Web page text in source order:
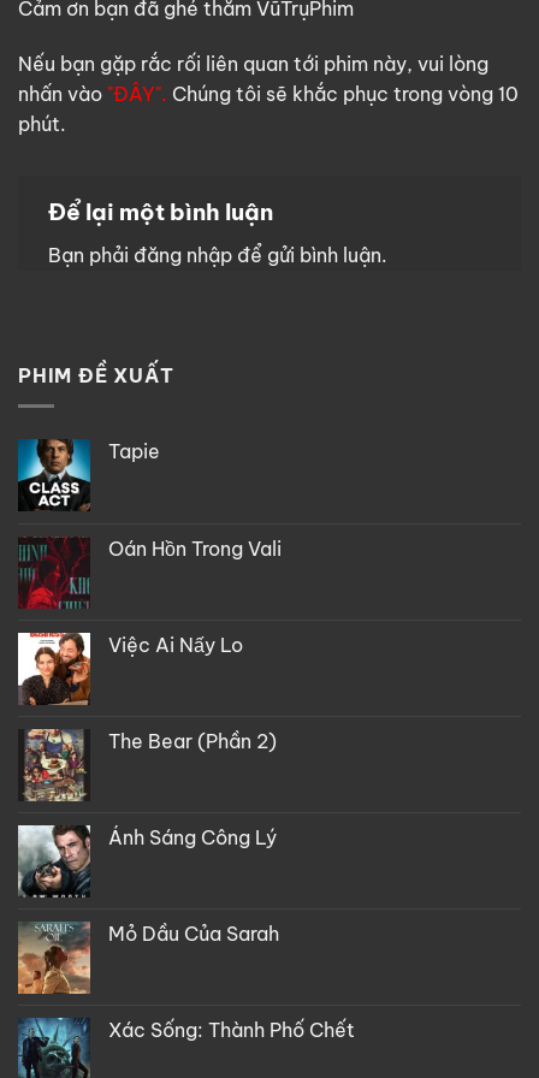
Cảm ơn bạn đã ghé thăm VũTrụPhim
Nếu bạn gặp rắc rối liên quan tới phim này, vui lòng
nhấn vào "ĐÂY". Chúng tôi sẽ khắc phục trong vòng 10
phút.
Để lại một bình luận
Bạn phải đăng nhập để gửi bình luận.
PHIM ĐỀ XUẤT
Tapie
Oán Hồn Trong Vali
Việc Ai Nấy Lo
The Bear (Phần 2)
Ánh Sáng Công Lý
Mỏ Dầu Của Sarah
Xác Sống: Thành Phố Chết